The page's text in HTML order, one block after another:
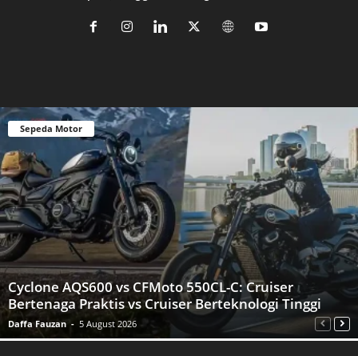
Sepeda Motor
Cyclone AQS600 vs CFMoto 550CL-C: Cruiser
Bertenaga Praktis vs Cruiser Berteknologi Tinggi
Daffa Fauzan - 5 August 2026